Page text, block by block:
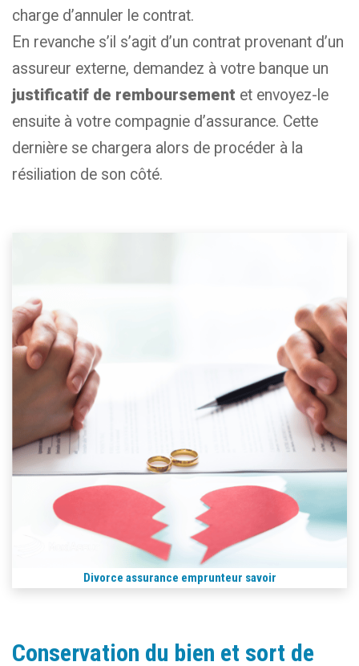
charge d’annuler le contrat.
En revanche s’il s’agit d’un contrat provenant d’un
assureur externe, demandez à votre banque un
justificatif de remboursement et envoyez-le
ensuite à votre compagnie d’assurance. Cette
dernière se chargera alors de procéder à la
résiliation de son côté.
Divorce assurance emprunteur savoir
Conservation du bien et sort de